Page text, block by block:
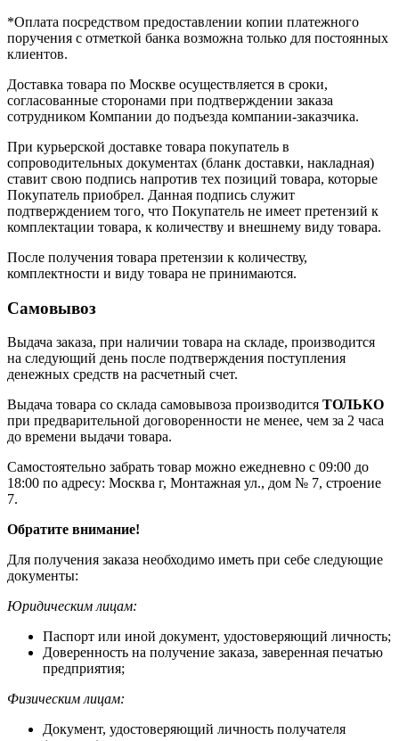
*Оплата посредством предоставлении копии платежного
поручения с отметкой банка возможна только для постоянных
клиентов.
Доставка товара по Москве осуществляется в сроки,
согласованные сторонами при подтверждении заказа
сотрудником Компании до подъезда компании-заказчика.
При курьерской доставке товара покупатель в
сопроводительных документах (бланк доставки, накладная)
ставит свою подпись напротив тех позиций товара, которые
Покупатель приобрел. Данная подпись служит
подтверждением того, что Покупатель не имеет претензий к
комплектации товара, к количеству и внешнему виду товара.
После получения товара претензии к количеству,
комплектности и виду товара не принимаются.
Самовывоз
Выдача заказа, при наличии товара на складе, производится
на следующий день после подтверждения поступления
денежных средств на расчетный счет.
Выдача товара со склада самовывоза производится ТОЛЬКО
при предварительной договоренности не менее, чем за 2 часа
до времени выдачи товара.
Самостоятельно забрать товар можно ежедневно с 09:00 до
18:00 по адресу: Москва г, Монтажная ул., дом № 7, строение
7.
Обратите внимание!
Для получения заказа необходимо иметь при себе следующие
документы:
Юридическим лицам:
Паспорт или иной документ, удостоверяющий личность;
Доверенность на получение заказа, заверенная печатью
предприятия;
Физическим лицам:
Документ, удостоверяющий личность получателя